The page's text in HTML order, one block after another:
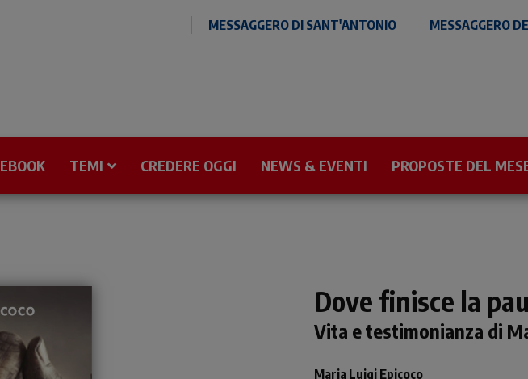
MESSAGGERO DI SANT'ANTONIO MESSAGGERO
EBOOK TEMI CREDERE OGGI NEWS & EVENTI PROPOSTE DEL
Dove finisce la
Vita e testimonianza di
Maria Luigi Epicoco